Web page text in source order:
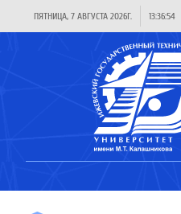
ПЯТНИЦА, 7 АВГУСТА 2026Г. 13:36:55